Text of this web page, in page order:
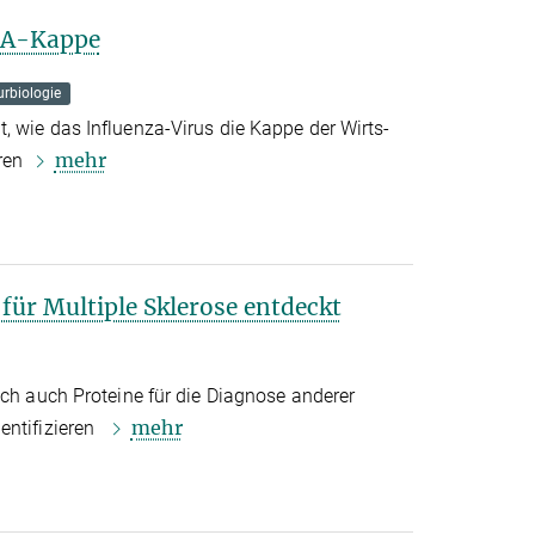
Kappe
wie das Influenza-Virus die Kappe der Wirts-
mehr
Multiple Sklerose entdeckt
auch Proteine für die Diagnose anderer
mehr